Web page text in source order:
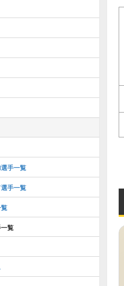
手一覧
手一覧
覧